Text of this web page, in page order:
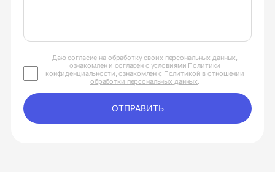
Даюсогласие на обработку своих персональных данных,
ознакомлен и согласен с условиями Политики
конфиденциальности, ознакомлен с Политикой в отношении
обработки персональных данных.
ОТПРАВИТЬ